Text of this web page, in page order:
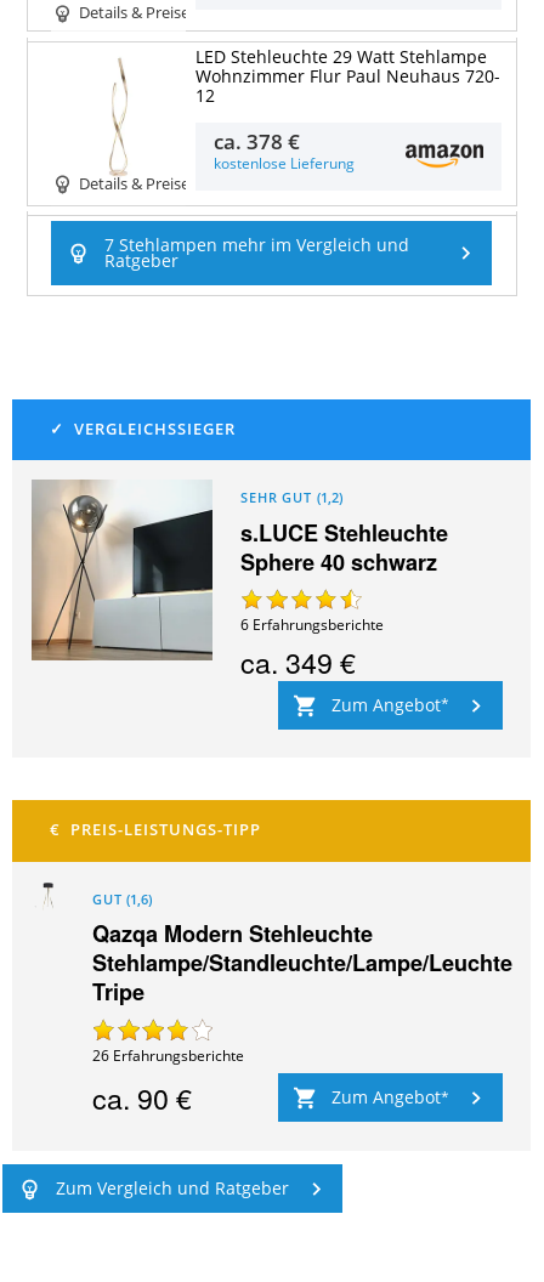
Details & Preise
Details & Preise
LED Stehleuchte 29 Watt Stehlampe
Wohnzimmer Flur Paul Neuhaus 720-
12
ca.378 €
kostenlose Lieferung
7 Stehlampen mehr im Vergleich und
Ratgeber
SEHR GUT (1,2)
s.LUCE Stehleuchte
Sphere 40 schwarz
6 Erfahrungsberichte
ca.349 €
Zum Angebot
GUT (1,6)
Qazqa Modern Stehleuchte
Stehlampe/Standleuchte/Lampe/Leuchte
Tripe
26 Erfahrungsberichte
ca. 90 € Zum Angebot
Zum Vergleich und Ratgeber